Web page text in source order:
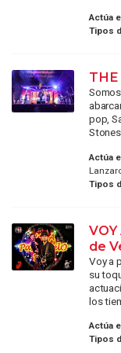
Actúa
Tipos
THE
pop,
Actúa
Tipos
de
Voy a
su
los
Actúa
Tipos